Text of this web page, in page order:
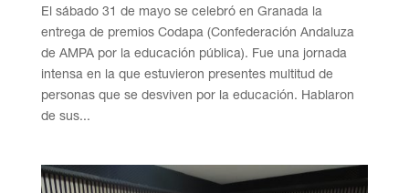
El sábado 31 de mayo se celebró en Granada la
entrega de premios Codapa (Confederación Andaluza
de AMPA por la educación pública). Fue una jornada
intensa en la que estuvieron presentes multitud de
personas que se desviven por la educación. Hablaron
de sus...